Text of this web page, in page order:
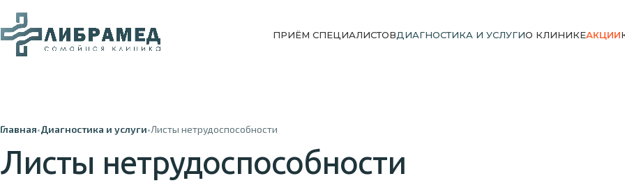
ПРИЁМ СПЕЦИАЛИСТОВДИАГНОСТИКА И УСЛУГИО КЛИНИКЕАКЦИИ
Главная•Диагностика и услуги•Листы нетрудоспособности
Листы нетрудоспособности